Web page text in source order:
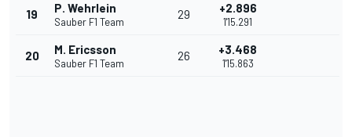
19 P. Wehrlein
Sauber F1 Team
29 +2.896
1'15.291
20 M. Ericsson
Sauber F1 Team
26 +3.468
1'15.863